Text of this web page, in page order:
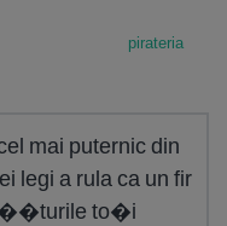
pirateria
mai puternic din
legi a rula ca un fir
to�i